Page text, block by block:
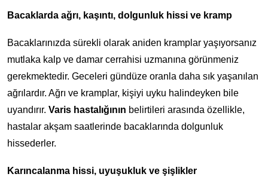
Bacaklarda ağrı, kaşıntı, dolgunluk hissi ve kramp
Bacaklarınızda sürekli olarak aniden kramplar yaşıyorsanız
mutlaka kalp ve damar cerrahisi uzmanına görünmeniz
gerekmektedir. Geceleri gündüze oranla daha sık yaşanılan
ağrılardır. Ağrı ve kramplar, kişiyi uyku halindeyken bile
uyandırır. Varis hastalığının belirtileri arasında özellikle,
hastalar akşam saatlerinde bacaklarında dolgunluk
hissederler.
Karıncalanma hissi, uyuşukluk ve şişlikler